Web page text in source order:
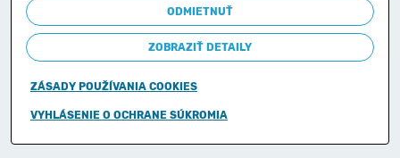
ODMIETNUŤ
ZOBRAZIŤ DETAILY
ZÁSADY POUŽÍVANIA COOKIES
VYHLÁSENIE O OCHRANE SÚKROMIA
Copyright © 2011-2026